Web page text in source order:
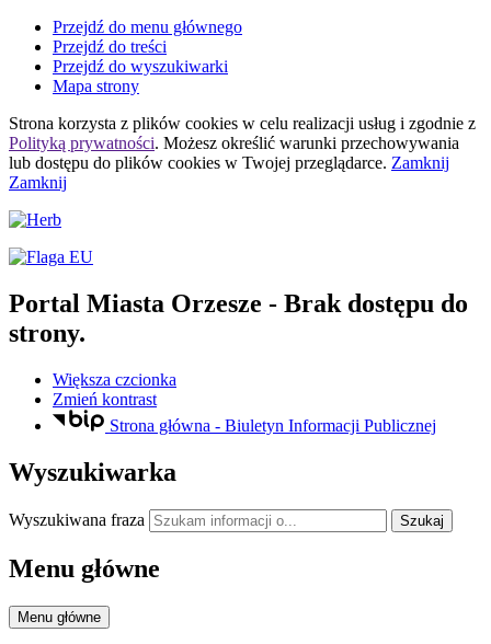
Przejdź do menu głównego
Przejdź do treści
Przejdź do wyszukiwarki
Mapa strony
Strona korzysta z plików cookies w celu realizacji usług i zgodnie z
Polityką prywatności. Możesz określić warunki przechowywania
lub dostępu do plików cookies w Twojej przeglądarce. Zamknij
Zamknij
Portal Miasta Orzesze - Brak dostępu do
strony.
Większa czcionka
Zmień kontrast
Strona główna - Biuletyn Informacji Publicznej
Wyszukiwarka
Wyszukiwana fraza Szukaj
Menu główne
Menu główne